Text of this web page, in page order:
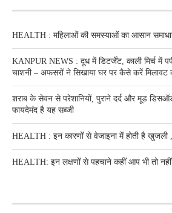
HEALTH : महिलाओं की समस्‍याओं का आसान
KANPUR NEWS : दूध में डिटर्जेंट, काली मिर्च में
चाशनी – अफसरों ने सिखाया घर पर कैसे करें मिलावट
शराब के सेवन से परेशानियों, पुराने दर्द और मूड
फायदेमंद है यह सब्जी
HEALTH : इन कारणों से वेजाइना में होती है
HEALTH: इन लक्षणों से पहचाने कहीं आप भी तो नहीं